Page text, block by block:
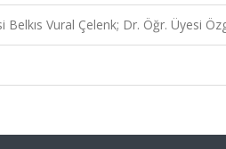
Belkıs Vural Çelenk; Dr. Öğr. Üyesi